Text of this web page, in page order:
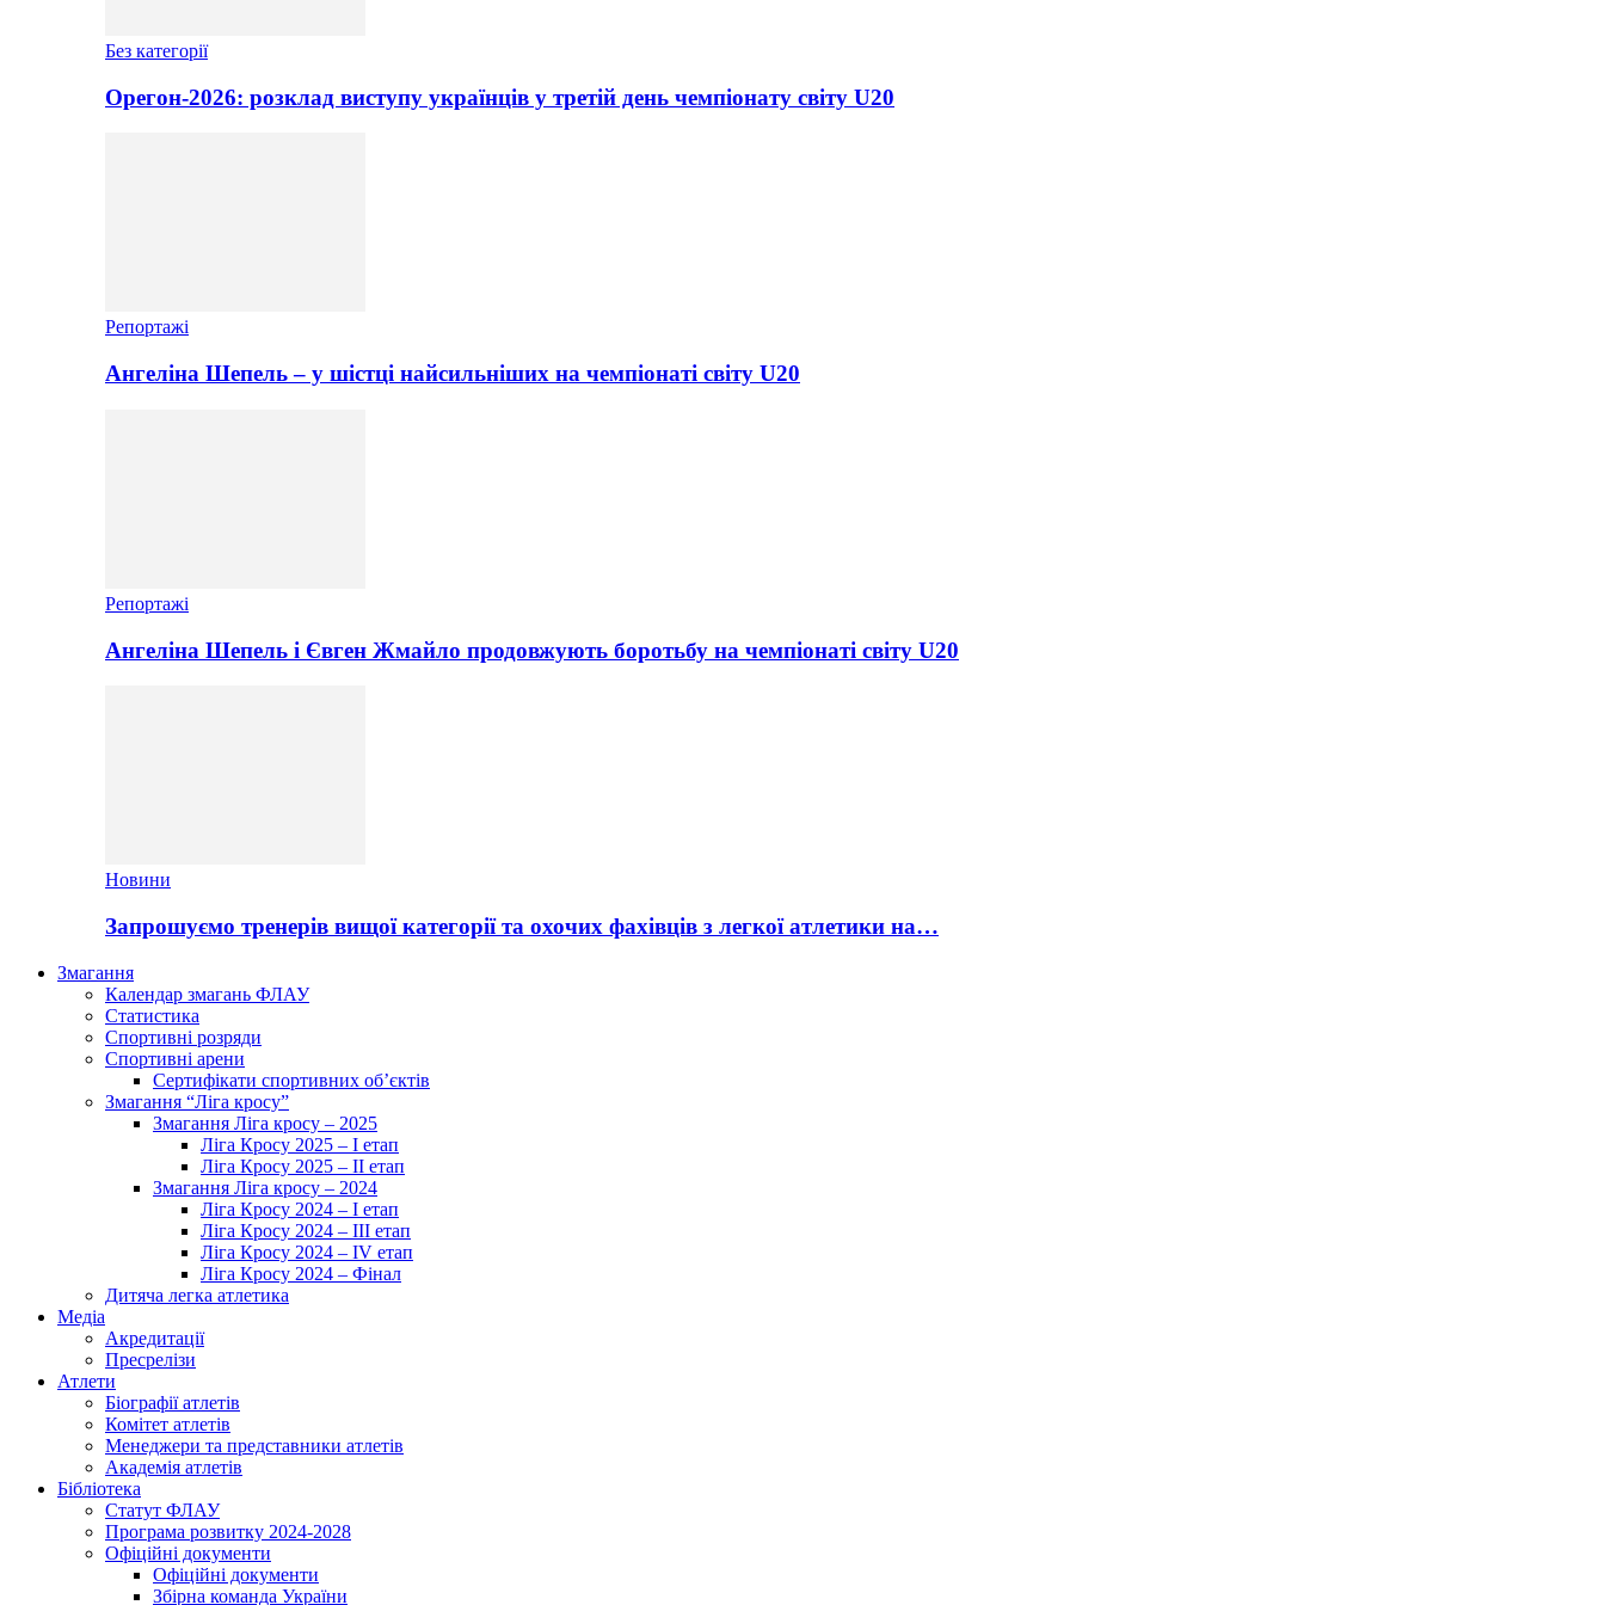
Без категорії
Орегон-2026: розклад виступу українців у третій день чемпіонату світу U20
Репортажі
Ангеліна Шепель – у шістці найсильніших на чемпіонаті світу U20
Репортажі
Ангеліна Шепель і Євген Жмайло продовжують боротьбу на чемпіонаті світу U20
Новини
Запрошуємо тренерів вищої категорії та охочих фахівців з легкої атлетики на…
Змагання
Календар змагань ФЛАУ
Статистика
Спортивні розряди
Спортивні арени
Сертифікати спортивних об’єктів
Змагання “Ліга кросу”
Змагання Ліга кросу – 2025
Ліга Кросу 2025 – I етап
Ліга Кросу 2025 – II етап
Змагання Ліга кросу – 2024
Ліга Кросу 2024 – I етап
Ліга Кросу 2024 – III етап
Ліга Кросу 2024 – IV етап
Ліга Кросу 2024 – Фінал
Дитяча легка атлетика
Медіа
Акредитації
Пресрелізи
Атлети
Біографії атлетів
Комітет атлетів
Менеджери та представники атлетів
Академія атлетів
Бібліотека
Статут ФЛАУ
Програма розвитку 2024-2028
Офіційні документи
Офіційні документи
Збірна команда України